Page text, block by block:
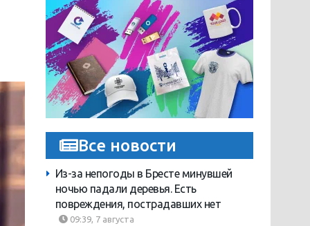
Все новости
Из-за непогоды в Бресте минувшей
ночью падали деревья. Есть
повреждения, пострадавших нет
09:39, 7 августа